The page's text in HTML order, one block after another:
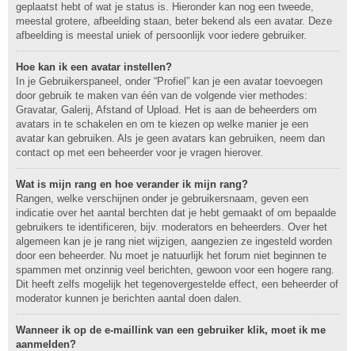
geplaatst hebt of wat je status is. Hieronder kan nog een tweede,
meestal grotere, afbeelding staan, beter bekend als een avatar. Deze
afbeelding is meestal uniek of persoonlijk voor iedere gebruiker.
Hoe kan ik een avatar instellen?
In je Gebruikerspaneel, onder “Profiel” kan je een avatar toevoegen
door gebruik te maken van één van de volgende vier methodes:
Gravatar, Galerij, Afstand of Upload. Het is aan de beheerders om
avatars in te schakelen en om te kiezen op welke manier je een
avatar kan gebruiken. Als je geen avatars kan gebruiken, neem dan
contact op met een beheerder voor je vragen hierover.
Wat is mijn rang en hoe verander ik mijn rang?
Rangen, welke verschijnen onder je gebruikersnaam, geven een
indicatie over het aantal berchten dat je hebt gemaakt of om bepaalde
gebruikers te identificeren, bijv. moderators en beheerders. Over het
algemeen kan je je rang niet wijzigen, aangezien ze ingesteld worden
door een beheerder. Nu moet je natuurlijk het forum niet beginnen te
spammen met onzinnig veel berichten, gewoon voor een hogere rang.
Dit heeft zelfs mogelijk het tegenovergestelde effect, een beheerder of
moderator kunnen je berichten aantal doen dalen.
Wanneer ik op de e-maillink van een gebruiker klik, moet ik me
aanmelden?